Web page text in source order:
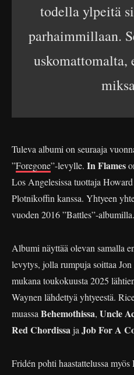
todella ylpeitä
parhaimmillaan.
uskomattomalta,
Tuleva albumi on seuraaja
”Foregone”-levylle. In Flames
Los Angelesissa tuottaja
Plotnikoffin kanssa. Yhtyeen
vuoden 2016 ”Battles”-albumilla.
Albumi näyttää olevan samalla
levytys, jolla rumpuja soittaa
mukana toukokuusta 2025
Waynen lähdettyä yhtyeestä.
muassa Behemothissa, Uncle
Red Chordissa ja Job For A
Fridén pohti haastattelussa myös